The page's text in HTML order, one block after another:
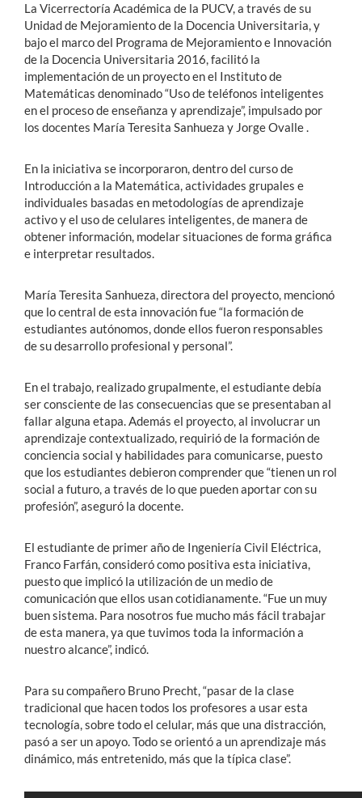
La Vicerrectoría Académica de la PUCV, a través de su
Unidad de Mejoramiento de la Docencia Universitaria, y
bajo el marco del Programa de Mejoramiento e Innovación
de la Docencia Universitaria 2016, facilitó la
implementación de un proyecto en el Instituto de
Matemáticas denominado “Uso de teléfonos inteligentes
en el proceso de enseñanza y aprendizaje”, impulsado por
los docentes María Teresita Sanhueza y Jorge Ovalle .
En la iniciativa se incorporaron, dentro del curso de
Introducción a la Matemática, actividades grupales e
individuales basadas en metodologías de aprendizaje
activo y el uso de celulares inteligentes, de manera de
obtener información, modelar situaciones de forma gráfica
e interpretar resultados.
María Teresita Sanhueza, directora del proyecto, mencionó
que lo central de esta innovación fue “la formación de
estudiantes autónomos, donde ellos fueron responsables
de su desarrollo profesional y personal”.
En el trabajo, realizado grupalmente, el estudiante debía
ser consciente de las consecuencias que se presentaban al
fallar alguna etapa. Además el proyecto, al involucrar un
aprendizaje contextualizado, requirió de la formación de
conciencia social y habilidades para comunicarse, puesto
que los estudiantes debieron comprender que “tienen un rol
social a futuro, a través de lo que pueden aportar con su
profesión”, aseguró la docente.
El estudiante de primer año de Ingeniería Civil Eléctrica,
Franco Farfán, consideró como positiva esta iniciativa,
puesto que implicó la utilización de un medio de
comunicación que ellos usan cotidianamente. “Fue un muy
buen sistema. Para nosotros fue mucho más fácil trabajar
de esta manera, ya que tuvimos toda la información a
nuestro alcance”, indicó.
Para su compañero Bruno Precht, “pasar de la clase
tradicional que hacen todos los profesores a usar esta
tecnología, sobre todo el celular, más que una distracción,
pasó a ser un apoyo. Todo se orientó a un aprendizaje más
dinámico, más entretenido, más que la típica clase”.